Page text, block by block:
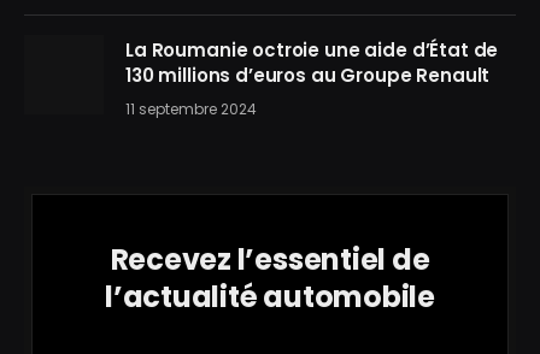
La Roumanie octroie une aide d’État de
130 millions d’euros au Groupe Renault
11 septembre 2024
Recevez l’essentiel de
l’actualité automobile